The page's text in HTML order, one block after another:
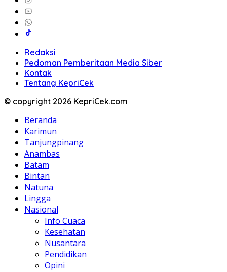
Redaksi
Pedoman Pemberitaan Media Siber
Kontak
Tentang KepriCek
© copyright 2026 KepriCek.com
Beranda
Karimun
Tanjungpinang
Anambas
Batam
Bintan
Natuna
Lingga
Nasional
Info Cuaca
Kesehatan
Nusantara
Pendidikan
Opini